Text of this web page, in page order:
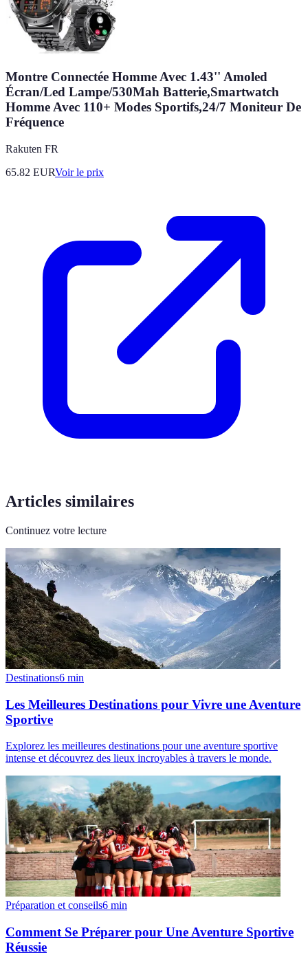
Montre Connectée Homme Avec 1.43'' Amoled
Écran/Led Lampe/530Mah Batterie,Smartwatch
Homme Avec 110+ Modes Sportifs,24/7 Moniteur De
Fréquence
Rakuten FR
65.82 EURVoir le prix
Articles similaires
Continuez votre lecture
Destinations6 min
Les Meilleures Destinations pour Vivre une Aventure
Sportive
Explorez les meilleures destinations pour une aventure sportive
intense et découvrez des lieux incroyables à travers le monde.
Préparation et conseils6 min
Comment Se Préparer pour Une Aventure Sportive
Réussie